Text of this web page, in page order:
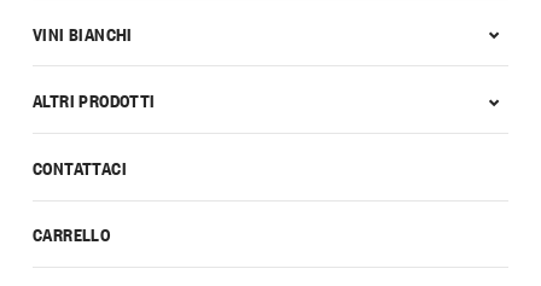
CONTATTACI
CARRELLO
VINI BIANCHI
ALTRI PRODOTTI